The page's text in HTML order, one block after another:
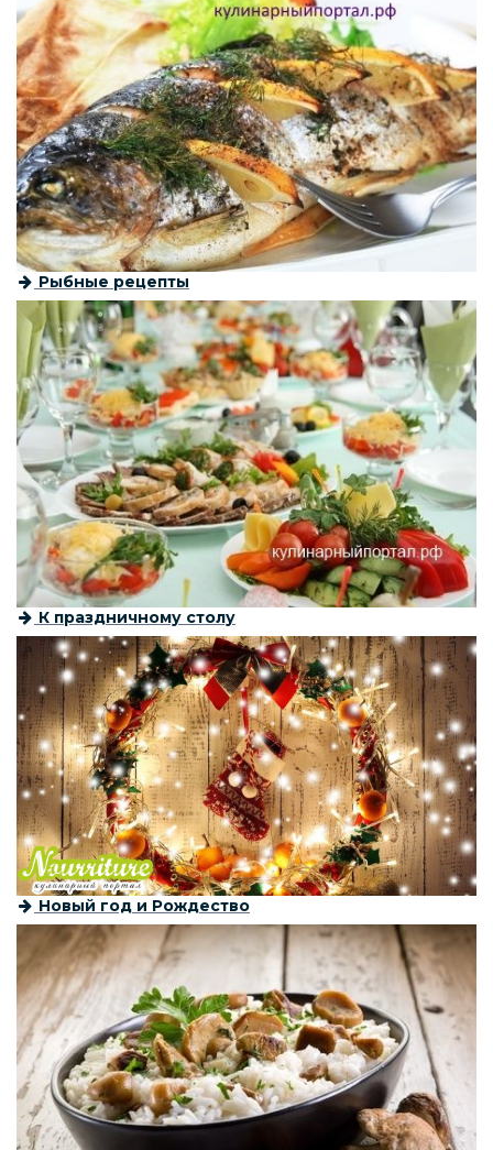
Рыбные рецепты
К праздничному столу
Новый год и Рождество